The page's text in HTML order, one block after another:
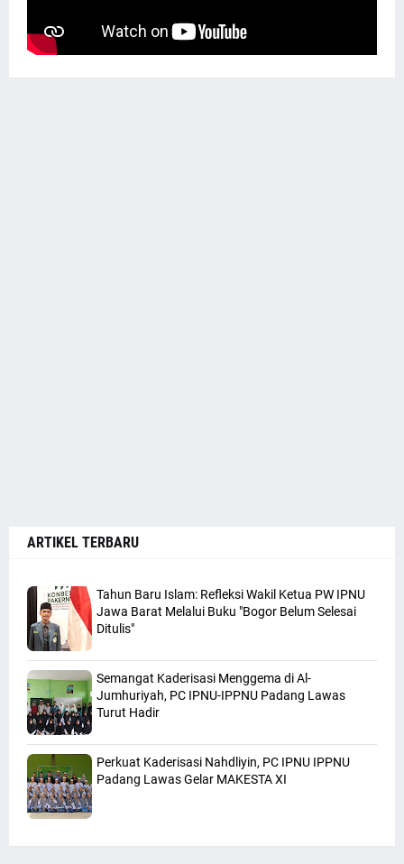
ARTIKEL TERBARU
Tahun Baru Islam: Refleksi Wakil Ketua PW IPNU
Jawa Barat Melalui Buku "Bogor Belum Selesai
Ditulis"
Semangat Kaderisasi Menggema di Al-
Jumhuriyah, PC IPNU-IPPNU Padang Lawas
Turut Hadir
Perkuat Kaderisasi Nahdliyin, PC IPNU IPPNU
Padang Lawas Gelar MAKESTA XI